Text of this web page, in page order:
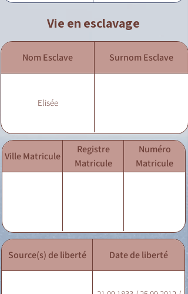
Vie en esclavage
Nom Esclave Surnom Esclave
Elisée
Ville Matricule
Registre
Matricule
Numéro
Matricule
Source(s) de liberté Date de liberté